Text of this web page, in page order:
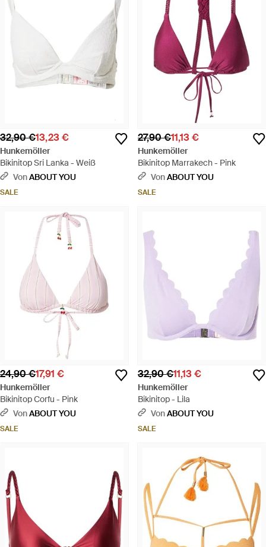
32,90 €13,23 €
Hunkemöller
Bikinitop Sri Lanka - Weiß
VonABOUT YOU
SALE
27,90 €11,13 €
Hunkemöller
Bikinitop Marrakech - Pink
VonABOUT YOU
SALE
24,90 €17,91 €
Hunkemöller
Bikinitop Corfu - Pink
VonABOUT YOU
SALE
32,90 €11,13 €
Hunkemöller
Bikinitop - Lila
VonABOUT YOU
SALE